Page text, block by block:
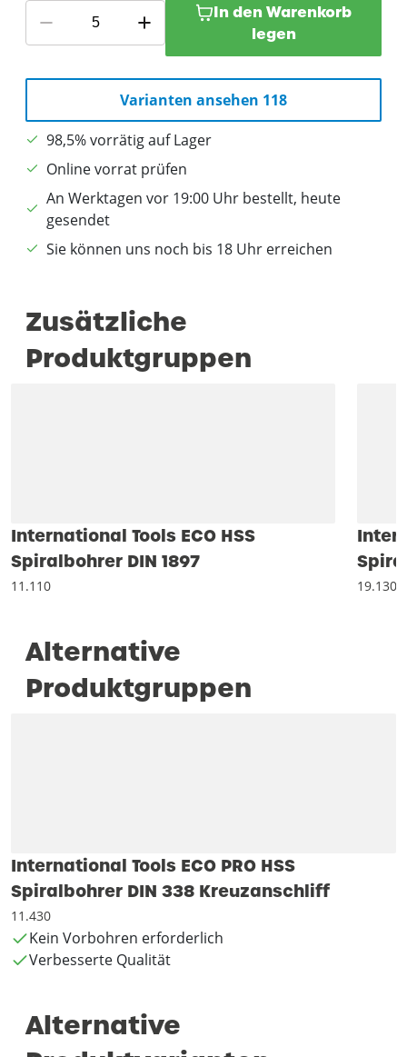
In den Warenkorb
legen
Varianten ansehen 118
98,5% vorrätig auf Lager
Online vorrat prüfen
An Werktagen vor 19:00 Uhr bestellt, heute
gesendet
Sie können uns noch bis 18 Uhr erreichen
Zusätzliche
Produktgruppen
International Tools ECO HSS
Spiralbohrer DIN 1897
11.110 19.130
Alternative
Produktgruppen
International Tools ECO PRO HSS
Spiralbohrer DIN 338 Kreuzanschliff
11.430
Kein Vorbohren erforderlich
Verbesserte Qualität
Alternative